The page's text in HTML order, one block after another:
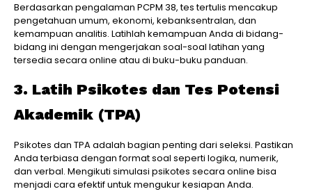
Berdasarkan pengalaman PCPM 38, tes tertulis mencakup
pengetahuan umum, ekonomi, kebanksentralan, dan
kemampuan analitis. Latihlah kemampuan Anda di bidang-
bidang ini dengan mengerjakan soal-soal latihan yang
tersedia secara online atau di buku-buku panduan.
3. Latih Psikotes dan Tes Potensi
Akademik (TPA)
Psikotes dan TPA adalah bagian penting dari seleksi. Pastikan
Anda terbiasa dengan format soal seperti logika, numerik,
dan verbal. Mengikuti simulasi psikotes secara online bisa
menjadi cara efektif untuk mengukur kesiapan Anda.